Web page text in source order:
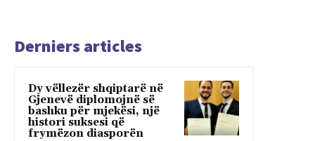
Derniers articles
Dy vëllezër shqiptarë në
Gjenevë diplomojnë së
bashku për mjekësi, një
histori suksesi që
frymëzon diasporën